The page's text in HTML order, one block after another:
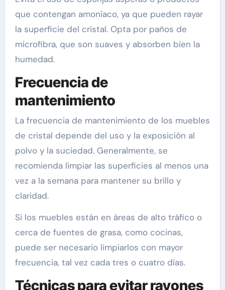
que contengan amoníaco, ya que pueden rayar
la superficie del cristal. Opta por paños de
microfibra, que son suaves y absorben bien la
humedad.
Frecuencia de
mantenimiento
La frecuencia de mantenimiento de los muebles
de cristal depende del uso y la exposición al
polvo y la suciedad. Generalmente, se
recomienda limpiar las superficies al menos una
vez a la semana para mantener su brillo y
claridad.
Si los muebles están en áreas de alto tráfico o
cerca de fuentes de grasa, como cocinas,
puede ser necesario limpiarlos con mayor
frecuencia, tal vez cada tres o cuatro días.
Técnicas para evitar rayones